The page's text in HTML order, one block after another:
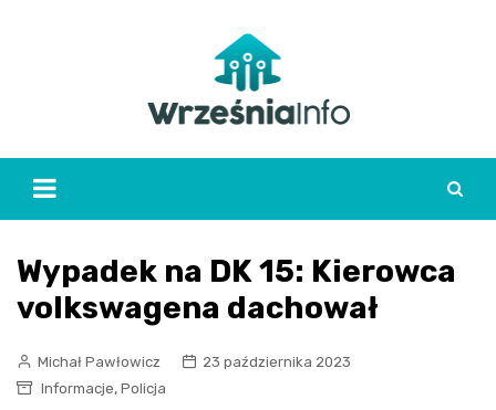
Wypadek na DK 15: Kierowca
volkswagena dachował
Michał Pawłowicz
23 października 2023
Informacje, Policja